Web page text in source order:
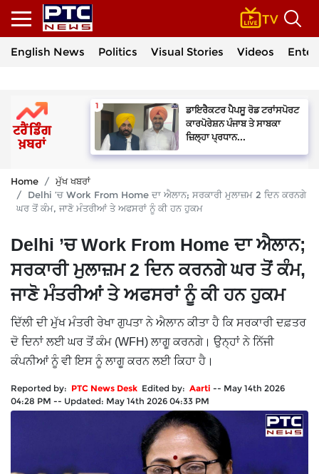
English News Politics Visual Stories Videos
ਡਾਇਰੈਕਟਰ ਪੈਪਸੂ ਰੋਡ ਟਰਾਂਸਪੋਰਟ
ਕਾਰਪੋਰੇਸ਼ਨ ਪੰਜਾਬ ਤੇ ਸਾਬਕਾ
ਜ਼ਿਲ੍ਹਾ ਪ੍ਰਧਾਨ...
Home
ਮੁੱਖ ਖਬਰਾਂ
Delhi ’ਚ Work From Home ਦਾ ਐਲਾਨ; ਸਰਕਾਰੀ ਮੁਲਾਜ਼ਮ 2 ਦਿਨ ਕਰਨਗੇ
ਘਰ ਤੋਂ ਕੰਮ, ਜਾਣੋ ਮੰਤਰੀਆਂ ਤੇ ਅਫਸਰਾਂ ਨੂੰ ਕੀ ਹਨ ਹੁਕਮ
Delhi ’ਚ Work From Home ਦਾ ਐਲਾਨ;
ਸਰਕਾਰੀ ਮੁਲਾਜ਼ਮ 2 ਦਿਨ ਕਰਨਗੇ ਘਰ ਤੋਂ ਕੰਮ,
ਜਾਣੋ ਮੰਤਰੀਆਂ ਤੇ ਅਫਸਰਾਂ ਨੂੰ ਕੀ ਹਨ ਹੁਕਮ
ਦਿੱਲੀ ਦੀ ਮੁੱਖ ਮੰਤਰੀ ਰੇਖਾ ਗੁਪਤਾ ਨੇ ਐਲਾਨ ਕੀਤਾ ਹੈ ਕਿ ਸਰਕਾਰੀ ਦਫ਼ਤਰ
ਦੋ ਦਿਨਾਂ ਲਈ ਘਰ ਤੋਂ ਕੰਮ (WFH) ਲਾਗੂ ਕਰਨਗੇ। ਉਨ੍ਹਾਂ ਨੇ ਨਿੱਜੀ
ਕੰਪਨੀਆਂ ਨੂੰ ਵੀ ਇਸ ਨੂੰ ਲਾਗੂ ਕਰਨ ਲਈ ਕਿਹਾ ਹੈ।
Reported by: PTC News Desk Edited by: Aarti -- May 14th 2026
04:28 PM -- Updated: May 14th 2026 04:33 PM